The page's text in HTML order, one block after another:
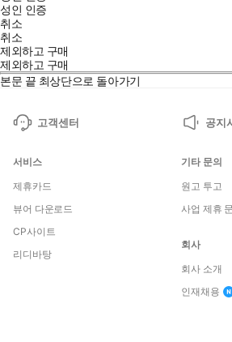
성인 인증
취소
취소
제외하고 구매
제외하고 구매
본문 끝 최상단으로 돌아가기
고객센터 공지
서비스
제휴카드
뷰어 다운로드
CP사이트
리디바탕
기타 문의
원고 투고
사업 제휴
회사
회사 소개
인재채용